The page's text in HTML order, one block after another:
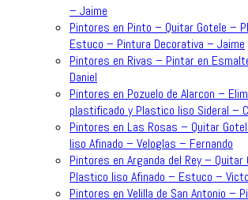
– Jaime
Pintores en Pinto – Quitar Gotele –
Estuco – Pintura Decorativa – Jaime
Pintores en Rivas – Pintar en
Daniel
Pintores en Pozuelo de Alarcon –
plastificado y Plastico liso Sideral –
Pintores en Las Rosas – Quitar
liso Afinado – Veloglas – Fernando
Pintores en Arganda del Rey –
Plastico liso Afinado – Estuco –
Pintores en Velilla de San Antonio –